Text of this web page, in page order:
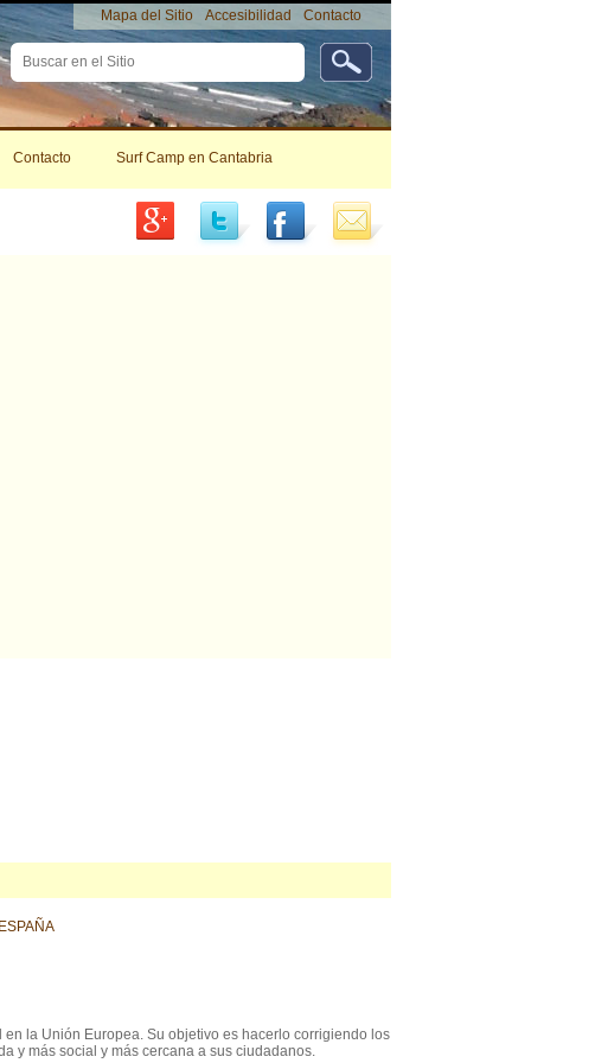
Buscar
Búsqueda
Avanzada…
Mapa del Sitio Accesibilidad Contacto
Herramientas
Contacto Surf Camp en Cantabria
la Unión Europea. Su objetivo es hacerlo corrigiendo los
y más social y más cercana a sus ciudadanos.